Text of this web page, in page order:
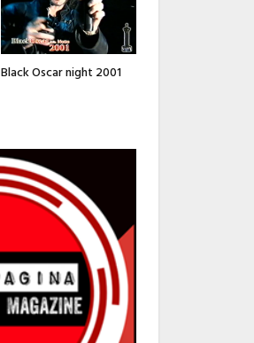
Black Oscar night 2001